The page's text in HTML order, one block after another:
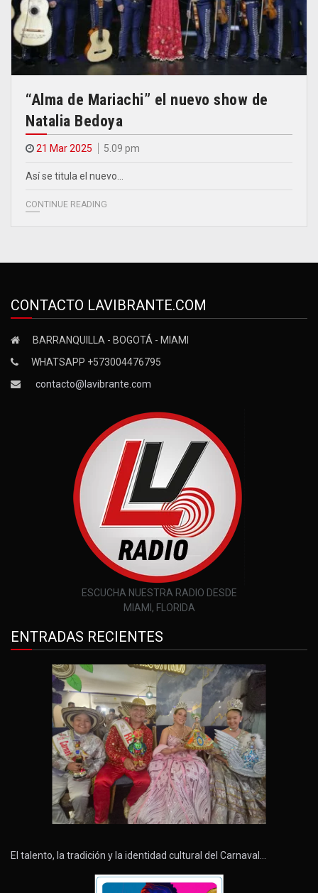
“Alma de Mariachi” el nuevo show de
Natalia Bedoya
21 Mar 2025 5.09 pm
Así se titula el nuevo…
CONTINUE READING
CONTACTO LAVIBRANTE.COM
BARRANQUILLA - BOGOTÁ - MIAMI
WHATSAPP +573004476795
contacto@lavibrante.com
ESCUCHA NUESTRA RADIO DESDE
MIAMI, FLORIDA
ENTRADAS RECIENTES
El talento, la tradición y la identidad cultural del Carnaval…